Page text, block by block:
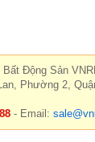
Bất Động Sản
Phường 2,
- Email: